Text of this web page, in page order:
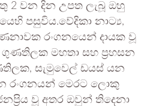
2 වන දින උපත ලැබූ ඔහු
පසුවිය.වේදිකා නාට්‍ය,
රංගනයෙන් දායක වූ
මහතා සහ ප්‍රහසන
සැමුවෙල් ඩයස් යන
රංගනයන් මෙරට ලොකු
වූ අතර ඔවුන් තිදෙනා